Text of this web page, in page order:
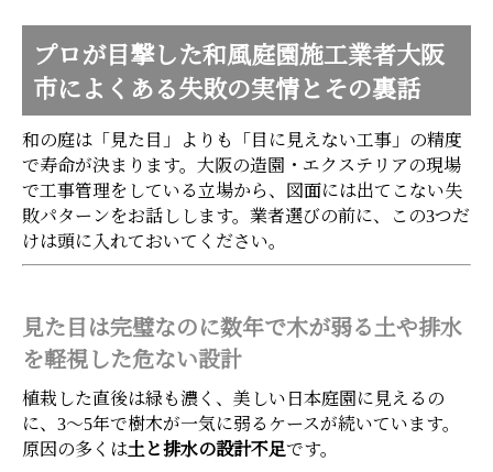
プロが目撃した和風庭園施工業者大阪
市によくある失敗の実情とその裏話
和の庭は「見た目」よりも「目に見えない工事」の精度
で寿命が決まります。大阪の造園・エクステリアの現場
で工事管理をしている立場から、図面には出てこない失
敗パターンをお話しします。業者選びの前に、この3つだ
けは頭に入れておいてください。
見た目は完璧なのに数年で木が弱る土や排水
を軽視した危ない設計
植栽した直後は緑も濃く、美しい日本庭園に見えるの
に、3〜5年で樹木が一気に弱るケースが続いています。
原因の多くは土と排水の設計不足です。